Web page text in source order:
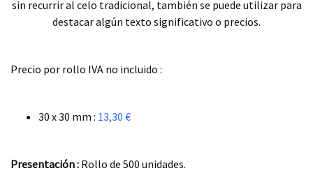
sin recurrir al celo tradicional, también se puede utilizar para
destacar algún texto significativo o precios.
Precio por rollo IVA no incluido :
30 x 30 mm : 13,30 €
Presentación : Rollo de 500 unidades.